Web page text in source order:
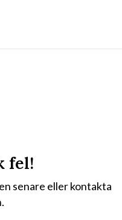
fel!
senare eller kontakta